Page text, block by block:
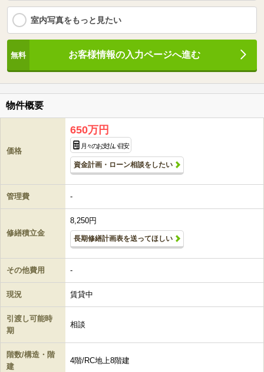
室内写真をもっと見たい
お客様情報の入力ページへ進む
物件概要
価格
650万円
月々のお支払い目安
資金計画・ローン相談をしたい
管理費 -
修繕積立金
8,250円
長期修繕計画表を送ってほしい
その他費用 -
現況 賃貸中
引渡し可能時
期
相談
階数/構造・階
建
4階/RC地上8階建